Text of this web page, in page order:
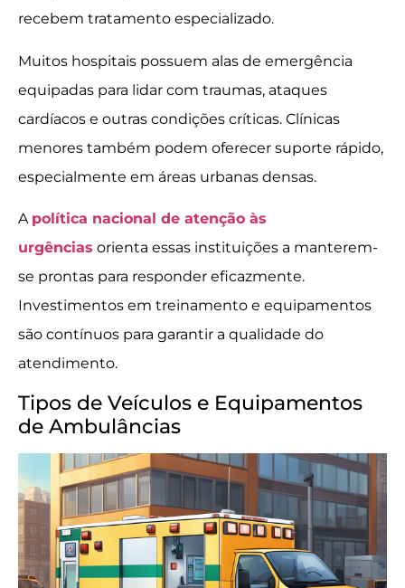
recebem tratamento especializado.
Muitos hospitais possuem alas de emergência
equipadas para lidar com traumas, ataques
cardíacos e outras condições críticas. Clínicas
menores também podem oferecer suporte rápido,
especialmente em áreas urbanas densas.
A política nacional de atenção às
urgências orienta essas instituições a manterem-
se prontas para responder eficazmente.
Investimentos em treinamento e equipamentos
são contínuos para garantir a qualidade do
atendimento.
Tipos de Veículos e Equipamentos
de Ambulâncias